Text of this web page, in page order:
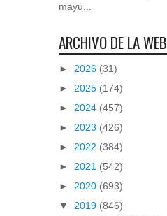
mayú...
ARCHIVO DE LA WEB
► 2026 (31)
► 2025 (174)
► 2024 (457)
► 2023 (426)
► 2022 (384)
► 2021 (542)
► 2020 (693)
▼ 2019 (846)